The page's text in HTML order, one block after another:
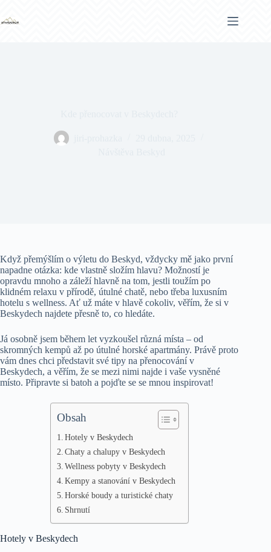
content
Když přemýšlím o výletu do Beskyd, vždycky mě jako první
napadne otázka: kde vlastně složím hlavu? Možností je
opravdu mnoho a záleží hlavně na tom, jestli toužím po
klidném relaxu v přírodě, útulné chatě, nebo třeba luxusním
hotelu s wellness. Ať už máte v hlavě cokoliv, věřím, že si v
Beskydech najdete přesně to, co hledáte.
Já osobně jsem během let vyzkoušel různá místa – od
skromných kempů až po útulné horské apartmány. Právě proto
vám dnes chci představit své tipy na přenocování v
Beskydech, a věřím, že se mezi nimi najde i vaše vysněné
místo. Připravte si batoh a pojďte se se mnou inspirovat!
Obsah
Hotely v Beskydech
Chaty a chalupy v Beskydech
Wellness pobyty v Beskydech
Kempy a stanování v Beskydech
Horské boudy a turistické chaty
Shrnutí
Hotely v Beskydech